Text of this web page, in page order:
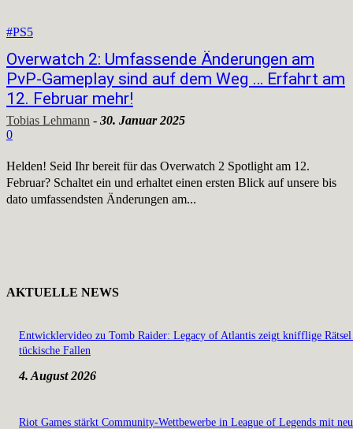
#PS5
Overwatch 2: Umfassende Änderungen am
PvP-Gameplay sind auf dem Weg … Erfahrt am
12. Februar mehr!
Tobias Lehmann - 30. Januar 2025
0
Helden! Seid Ihr bereit für das Overwatch 2 Spotlight am 12.
Februar? Schaltet ein und erhaltet einen ersten Blick auf unsere bis
dato umfassendsten Änderungen am...
AKTUELLE NEWS
Entwicklervideo zu Tomb Raider: Legacy of Atlantis zeigt knifflige Rätsel
tückische Fallen
4. August 2026
Riot Games stärkt Community-Wettbewerbe in League of Legends mit